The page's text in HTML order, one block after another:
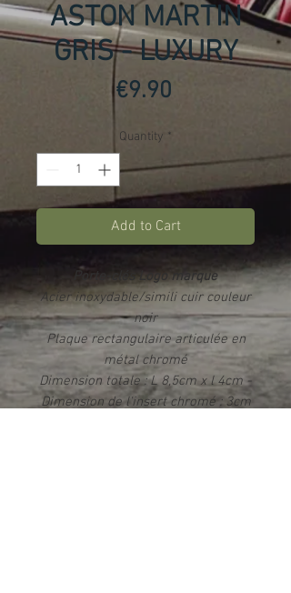
ASTON MARTIN
GRIS - LUXURY
€9.90Price
Quantity *
Add to Cart
Porte-clés Logo marque
Acier inoxydable/simili cuir couleur
noir
Plaque rectangulaire articulée en
métal chromé
Dimension totale : L 8,5cm x l 4cm -
Dimension de l'insert chromé : 3cm